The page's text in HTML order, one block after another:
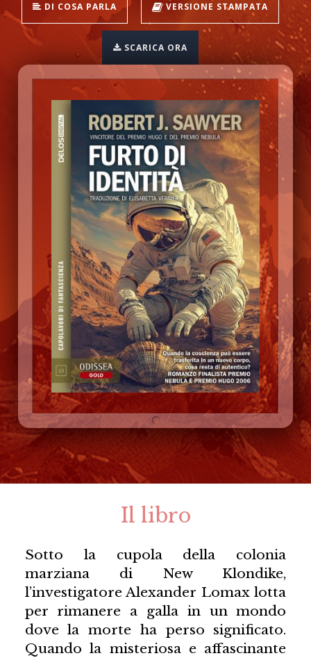
DI COSA PARLA VERSIONE STAMPATA
SCARICA ORA
Il libro
Sotto la cupola della colonia
marziana di New Klondike,
l’investigatore Alexander Lomax lotta
per rimanere a galla in un mondo
dove la morte ha perso significato.
Quando la misteriosa e affascinante